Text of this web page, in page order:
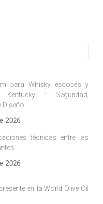
para Whisky escocés y
Kentucky : Seguridad,
Diseño
2026
técnicas entre las
2026
en la World Olive Oil